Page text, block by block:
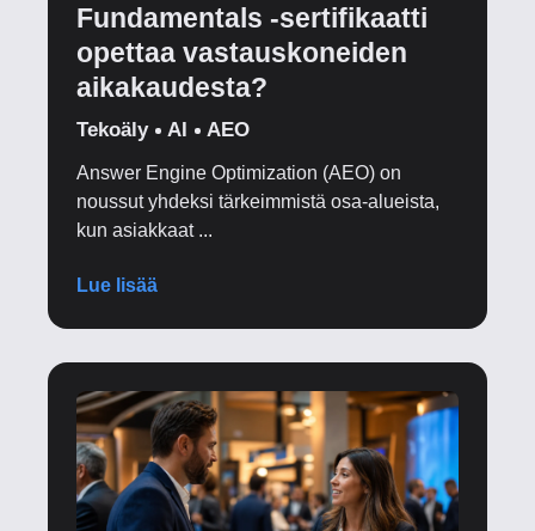
Fundamentals ‑sertifikaatti
opettaa vastauskoneiden
aikakaudesta?
Tekoäly AI AEO
Answer Engine Optimization (AEO) on
noussut yhdeksi tärkeimmistä osa‑alueista,
kun asiakkaat ...
Lue lisää